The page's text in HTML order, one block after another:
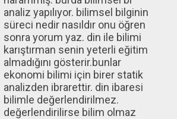
analiz yapılıyor. bilimsel bilginin
süreci nedir nasıldır onu öğren
sonra yorum yaz. din ile bilimi
karıştırman senin yeterli eğitim
almadığını gösterir.bunlar
ekonomi bilimi için birer statik
analizden ibrarettir. din ibaresi
bilimle değerlendirilmez.
değerlendirilirse bilim olmaz